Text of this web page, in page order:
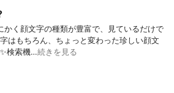
かく顔文字の種類が豊富で、見ているだけで
はもちろん、ちょっと変わった珍しい顔文
検索機…続きを見る